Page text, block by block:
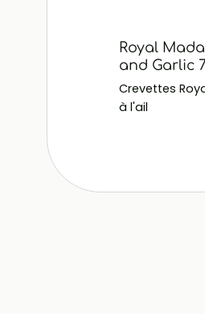
Royal
and Garlic
Crevettes
à l'ail